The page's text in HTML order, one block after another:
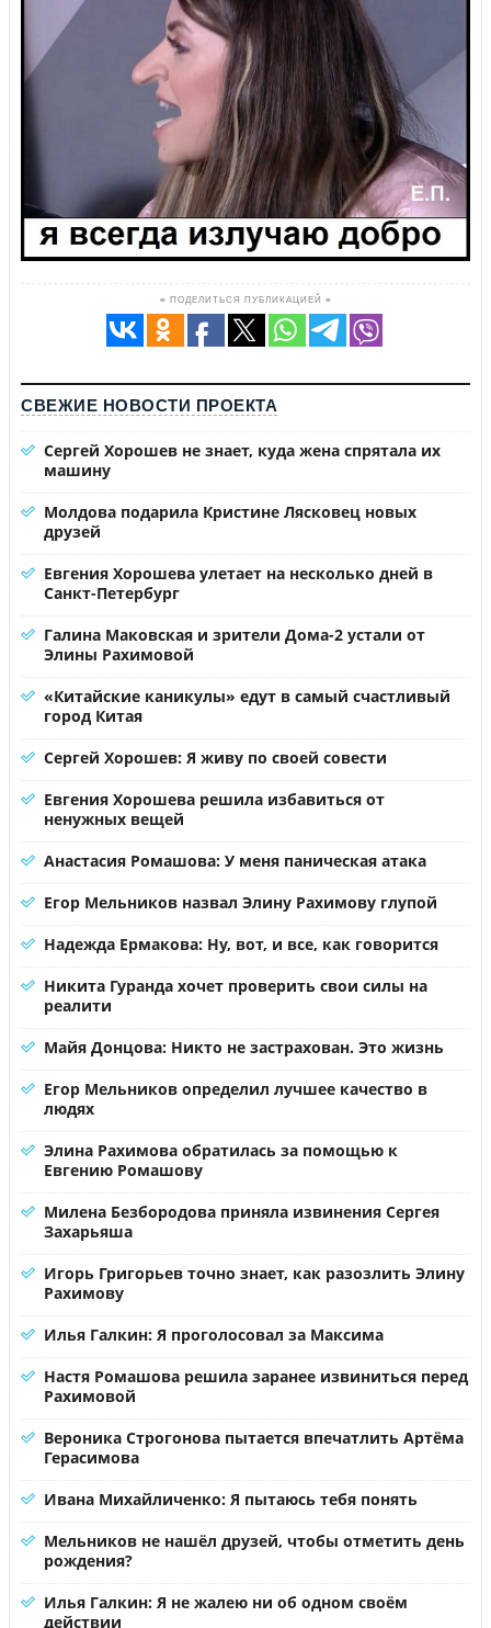
≡ ПОДЕЛИТЬСЯ ПУБЛИКАЦИЕЙ ≡
СВЕЖИЕ НОВОСТИ ПРОЕКТА
Сергей Хорошев не знает, куда жена спрятала их
машину
Молдова подарила Кристине Лясковец новых
друзей
Евгения Хорошева улетает на несколько дней в
Санкт-Петербург
Галина Маковская и зрители Дома-2 устали от
Элины Рахимовой
«Китайские каникулы» едут в самый счастливый
город Китая
Сергей Хорошев: Я живу по своей совести
Евгения Хорошева решила избавиться от
ненужных вещей
Анастасия Ромашова: У меня паническая атака
Егор Мельников назвал Элину Рахимову глупой
Надежда Ермакова: Ну, вот, и все, как говорится
Никита Гуранда хочет проверить свои силы на
реалити
Майя Донцова: Никто не застрахован. Это жизнь
Егор Мельников определил лучшее качество в
людях
Элина Рахимова обратилась за помощью к
Евгению Ромашову
Милена Безбородова приняла извинения Сергея
Захарьяша
Игорь Григорьев точно знает, как разозлить Элину
Рахимову
Илья Галкин: Я проголосовал за Максима
Настя Ромашова решила заранее извиниться перед
Рахимовой
Вероника Строгонова пытается впечатлить Артёма
Герасимова
Ивана Михайличенко: Я пытаюсь тебя понять
Мельников не нашёл друзей, чтобы отметить день
рождения?
Илья Галкин: Я не жалею ни об одном своём
действии